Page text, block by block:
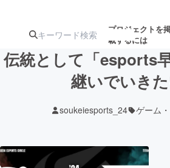
プロジェクトを
載するには
ターン
ジェクト
ロジ
アート・写真
伝統として「esports
継いでいきた
soukeiesports_24 ゲーム